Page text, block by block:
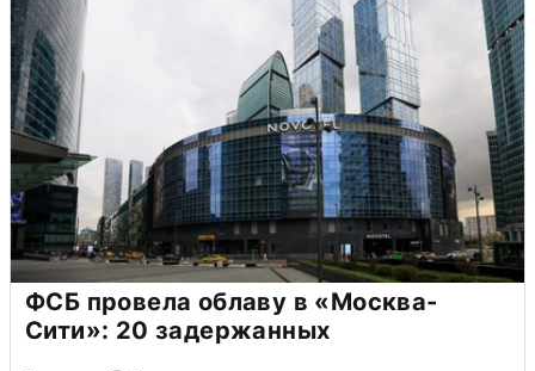
ФСБ провела облаву в «Москва-
Сити»: 20 задержанных